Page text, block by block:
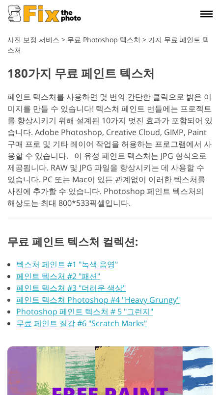
사진 보정 서비스 > 무료 Photoshop 텍스처 > 가지 무료 페인트 텍
스처
180가지 무료 페인트 텍스처
페인트 텍스처를 사용하면 몇 번의 간단한 클릭으로 밝은 이
미지를 만들 수 있습니다! 텍스처 페인트 번들에는 프로젝트
를 향상시키기 위해 설계된 10가지 멋진 효과가 포함되어 있
습니다. Adobe Photoshop, Creative Cloud, GIMP, Paint
구매 프로 및 기타 레이어 작업을 허용하는 프로그램에서 사
용할 수 있습니다. 이 유성 페인트 텍스처는 JPG 형식으로
제공됩니다. RAW 및 JPG 파일을 향상시키는 데 사용할 수
있습니다. PC 또는 Mac이 있든 관계없이 이러한 텍스처를
사진에 추가할 수 있습니다. Photoshop 페인트 텍스처의
해상도는 최대 800*533픽셀입니다.
무료 페인트 텍스처 컬렉션:
텍스처 페인트 #1 "녹색 음영"
페인트 텍스처 #2 "패션"
페인트 텍스처 #3 "더러운 색상"
페인트 텍스처 Photoshop #4 "Heavy Grungy"
Photoshop 페인트 텍스처 # 5 "그런지"
무료 페인트 질감 #6 "Scratch Marks"